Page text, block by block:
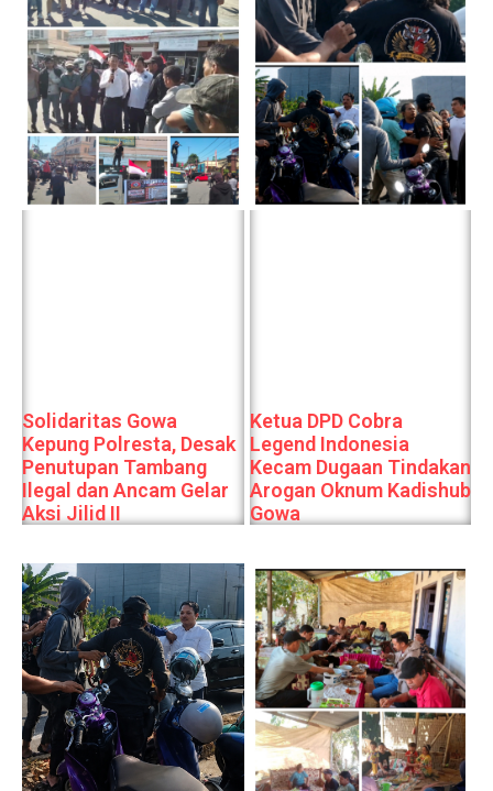
Solidaritas Gowa
Kepung Polresta, Desak
Penutupan Tambang
Ilegal dan Ancam Gelar
Aksi Jilid II
Ketua DPD Cobra
Legend Indonesia
Kecam Dugaan Tindakan
Arogan Oknum Kadishub
Gowa